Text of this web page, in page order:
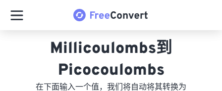
Millicoulombs到
Picocoulombs
在下面输入一个值，我们将自动将其转换为